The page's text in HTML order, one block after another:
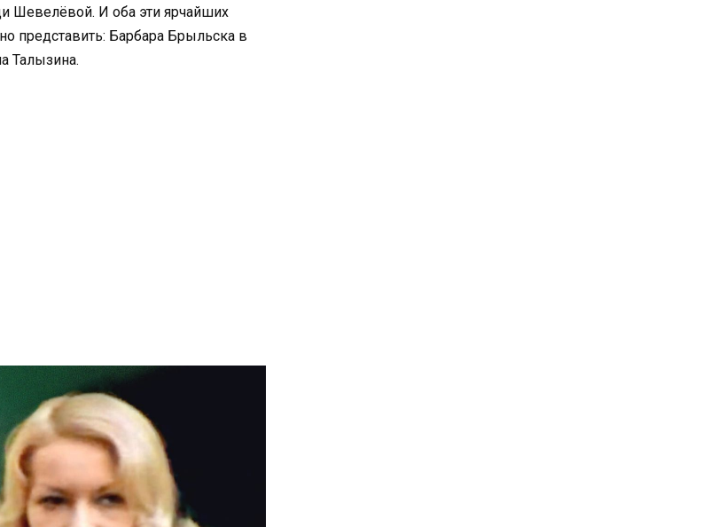
Шевелёвой. И оба эти ярчайших
представить: Барбара Брыльска в
Талызина.